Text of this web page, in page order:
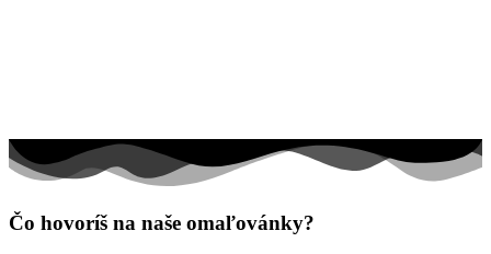
Zima a Vianoce
Nezaradené
Čo hovoríš na naše omaľovánky?